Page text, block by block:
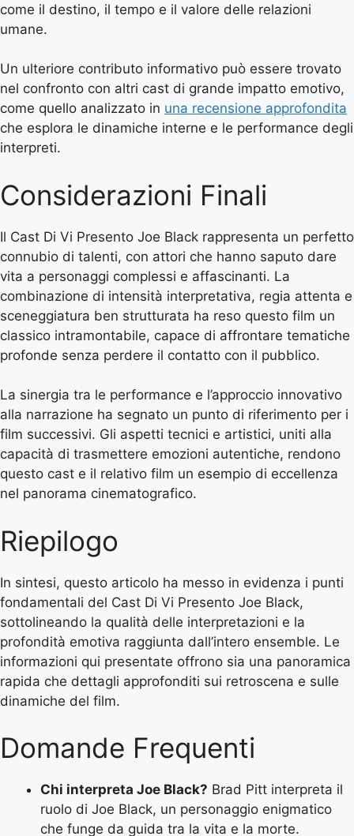
come il destino, il tempo e il valore delle relazioni
umane.
Un ulteriore contributo informativo può essere trovato
nel confronto con altri cast di grande impatto emotivo,
come quello analizzato in una recensione approfondita
che esplora le dinamiche interne e le performance degli
interpreti.
Considerazioni Finali
Il Cast Di Vi Presento Joe Black rappresenta un perfetto
connubio di talenti, con attori che hanno saputo dare
vita a personaggi complessi e affascinanti. La
combinazione di intensità interpretativa, regia attenta e
sceneggiatura ben strutturata ha reso questo film un
classico intramontabile, capace di affrontare tematiche
profonde senza perdere il contatto con il pubblico.
La sinergia tra le performance e l’approccio innovativo
alla narrazione ha segnato un punto di riferimento per i
film successivi. Gli aspetti tecnici e artistici, uniti alla
capacità di trasmettere emozioni autentiche, rendono
questo cast e il relativo film un esempio di eccellenza
nel panorama cinematografico.
Riepilogo
In sintesi, questo articolo ha messo in evidenza i punti
fondamentali del Cast Di Vi Presento Joe Black,
sottolineando la qualità delle interpretazioni e la
profondità emotiva raggiunta dall’intero ensemble. Le
informazioni qui presentate offrono sia una panoramica
rapida che dettagli approfonditi sui retroscena e sulle
dinamiche del film.
Domande Frequenti
Chi interpreta Joe Black? Brad Pitt interpreta il
ruolo di Joe Black, un personaggio enigmatico
che funge da guida tra la vita e la morte.